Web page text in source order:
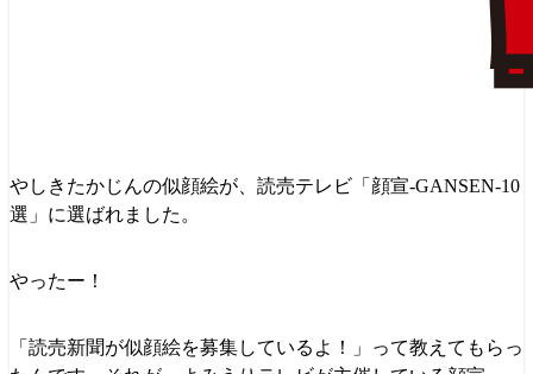
やしきたかじんの似顔絵が、読売テレビ「顔宣-GANSEN-10
選」に選ばれました。
やったー！
「読売新聞が似顔絵を募集しているよ！」って教えてもらっ